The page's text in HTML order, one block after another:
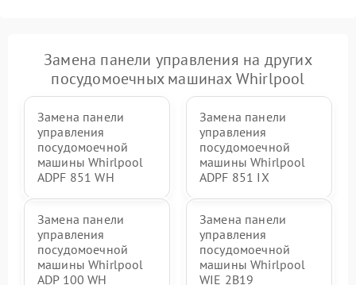
Замена панели управления на других
посудомоечных машинах Whirlpool
Замена панели
управления
посудомоечной
машины Whirlpool
ADPF 851 WH
Замена панели
управления
посудомоечной
машины Whirlpool
ADPF 851 IX
Замена панели
управления
посудомоечной
машины Whirlpool
ADP 100 WH
Замена панели
управления
посудомоечной
машины Whirlpool
WIE 2B19